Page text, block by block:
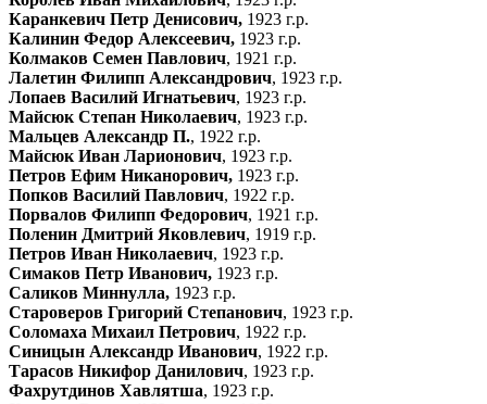
Каранкевич Петр Денисович, 1923 г.р.
Калинин Федор Алексеевич, 1923 г.р.
Колмаков Семен Павлович, 1921 г.р.
Лалетин Филипп Александрович, 1923 г.р.
Лопаев Василий Игнатьевич, 1923 г.р.
Майсюк Степан Николаевич, 1923 г.р.
Мальцев Александр П., 1922 г.р.
Майсюк Иван Ларионович, 1923 г.р.
Петров Ефим Никанорович, 1923 г.р.
Попков Василий Павлович, 1922 г.р.
Порвалов Филипп Федорович, 1921 г.р.
Поленин Дмитрий Яковлевич, 1919 г.р.
Петров Иван Николаевич, 1923 г.р.
Симаков Петр Иванович, 1923 г.р.
Саликов Миннулла, 1923 г.р.
Староверов Григорий Степанович, 1923 г.р.
Соломаха Михаил Петрович, 1922 г.р.
Синицын Александр Иванович, 1922 г.р.
Тарасов Никифор Данилович, 1923 г.р.
Фахрутдинов Хавлятша, 1923 г.р.